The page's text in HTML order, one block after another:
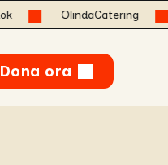
OlindaCatering
Dona ora